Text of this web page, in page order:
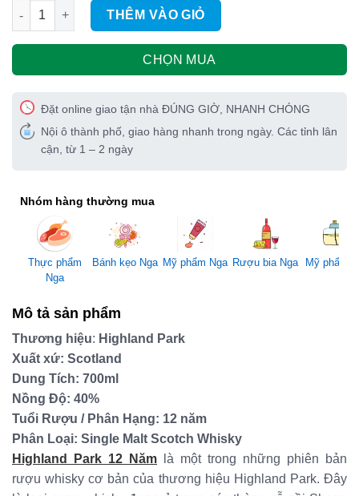
Rượu Highland Park 12 Năm 700ml/40% số lượng
THÊM VÀO GIỎ
CHỌN MUA
Đặt online giao tận nhà ĐÚNG GIỜ, NHANH CHÓNG
Nội ô thành phố, giao hàng nhanh trong ngày. Các tỉnh lân
cận, từ 1 – 2 ngày
Nhóm hàng thường mua
Thực phẩm
Nga
Bánh kẹo Nga Mỹ phẩm Nga Rượu bia Nga Mỹ phẩm
Mô tả sản phẩm
Thương hiệu: Highland Park
Xuất xứ: Scotland
Dung Tích: 700ml
Nồng Độ: 40%
Tuổi Rượu / Phân Hạng: 12 năm
Phân Loại: Single Malt Scotch Whisky
Highland Park 12 Năm là một trong những phiên bản
rượu whisky cơ bản của thương hiệu Highland Park. Đây